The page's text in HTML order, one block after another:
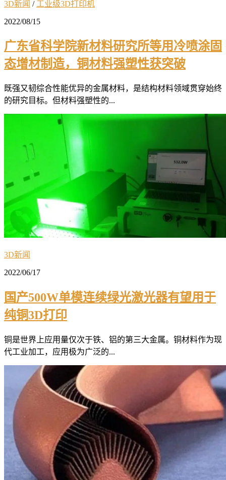
3D新闻 / 工业级3D打印机
2022/08/15
广东省科学院新材料研究所等用冷喷涂固
态增材制造，铜材料强塑性获突破
既强又韧综合性能优异的金属材料，是结构材料领域贯穿始终
的研究目标。但材料强塑性的...
3D新闻
2022/06/17
国产500W单模连续绿光激光器有望用于
纯铜3D打印
铜是世界上应用量仅次于铁、铝的第三大金属。铜材料作为现
代工业加工，应用极为广泛的...